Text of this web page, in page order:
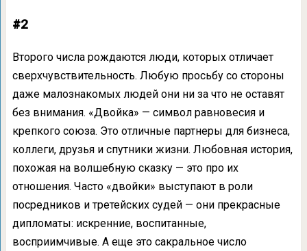
#2
Второго числа рождаются люди, которых отличает
сверхчувствительность. Любую просьбу со стороны
даже малознакомых людей они ни за что не оставят
без внимания. «Двойка» — символ равновесия и
крепкого союза. Это отличные партнеры для бизнеса,
коллеги, друзья и спутники жизни. Любовная история,
похожая на волшебную сказку — это про их
отношения. Часто «двойки» выступают в роли
посредников и третейских судей — они прекрасные
дипломаты: искренние, воспитанные,
восприимчивые. А еще это сакральное число